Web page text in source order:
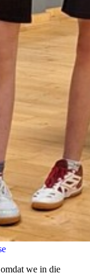
we in die